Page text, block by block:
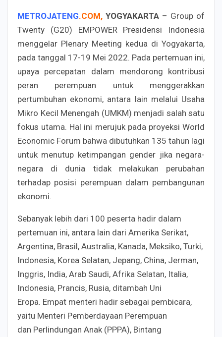
METROJATENG.COM, YOGYAKARTA – Group of
Twenty (G20) EMPOWER Presidensi Indonesia
menggelar Plenary Meeting kedua di Yogyakarta,
pada tanggal 17-19 Mei 2022. Pada pertemuan ini,
upaya percepatan dalam mendorong kontribusi
peran perempuan untuk menggerakkan
pertumbuhan ekonomi, antara lain melalui Usaha
Mikro Kecil Menengah (UMKM) menjadi salah satu
fokus utama. Hal ini merujuk pada proyeksi World
Economic Forum bahwa dibutuhkan 135 tahun lagi
untuk menutup ketimpangan gender jika negara-
negara di dunia tidak melakukan perubahan
terhadap posisi perempuan dalam pembangunan
ekonomi.
Sebanyak lebih dari 100 peserta hadir dalam
pertemuan ini, antara lain dari Amerika Serikat,
Argentina, Brasil, Australia, Kanada, Meksiko, Turki,
Indonesia, Korea Selatan, Jepang, China, Jerman,
Inggris, India, Arab Saudi, Afrika Selatan, Italia,
Indonesia, Prancis, Rusia, ditambah Uni
Eropa. Empat menteri hadir sebagai pembicara,
yaitu Menteri Pemberdayaan Perempuan
dan Perlindungan Anak (PPPA), Bintang